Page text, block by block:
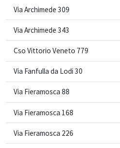
Via Archimede 309
Via Archimede 343
Cso Vittorio Veneto 779
Via Fanfulla da Lodi 30
Via Fieramosca 88
Via Fieramosca 168
Via Fieramosca 226